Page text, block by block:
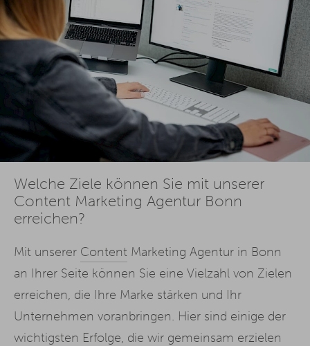
Welche Ziele können Sie mit unserer
Content Marketing Agentur Bonn
erreichen?
Mit unserer Content Marketing Agentur in Bonn
an Ihrer Seite können Sie eine Vielzahl von Zielen
erreichen, die Ihre Marke stärken und Ihr
Unternehmen voranbringen. Hier sind einige der
wichtigsten Erfolge, die wir gemeinsam erzielen